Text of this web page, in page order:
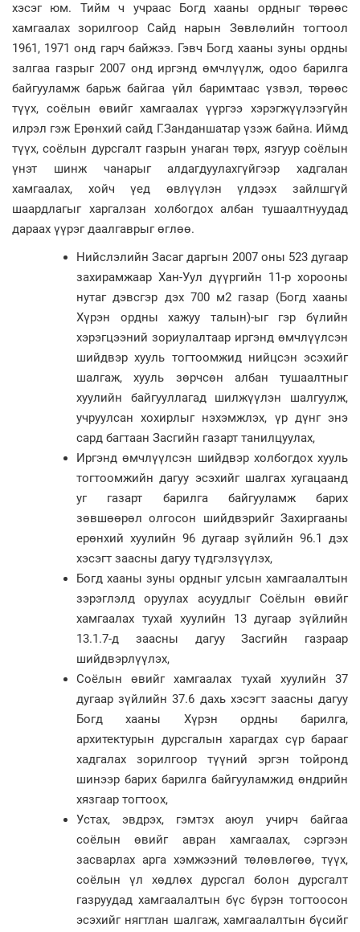
хэсэг юм. Тийм ч учраас Богд хааны ордныг төрөөс
хамгаалах зорилгоор Сайд нарын Зөвлөлийн тогтоол
1961, 1971 онд гарч байжээ. Гэвч Богд хааны зуны ордны
залгаа газрыг 2007 онд иргэнд өмчлүүлж, одоо барилга
байгууламж барьж байгаа үйл баримтаас үзвэл, төрөөс
түүх, соёлын өвийг хамгаалах үүргээ хэрэгжүүлээгүйн
илрэл гэж Ерөнхий сайд Г.Занданшатар үзэж байна. Иймд
түүх, соёлын дурсгалт газрын унаган төрх, язгуур соёлын
үнэт шинж чанарыг алдагдуулахгүйгээр хадгалан
хамгаалах, хойч үед өвлүүлэн үлдээх зайлшгүй
шаардлагыг харгалзан холбогдох албан тушаалтнуудад
дараах үүрэг даалгаврыг өглөө.
Нийслэлийн Засаг даргын 2007 оны 523 дугаар
захирамжаар Хан-Уул дүүргийн 11-р хорооны
нутаг дэвсгэр дэх 700 м2 газар (Богд хааны
Хүрэн ордны хажуу талын)-ыг гэр бүлийн
хэрэгцээний зориулалтаар иргэнд өмчлүүлсэн
шийдвэр хууль тогтоомжид нийцсэн эсэхийг
шалгаж, хууль зөрчсөн албан тушаалтныг
хуулийн байгууллагад шилжүүлэн шалгуулж,
учруулсан хохирлыг нэхэмжлэх, үр дүнг энэ
сард багтаан Засгийн газарт танилцуулах,
Иргэнд өмчлүүлсэн шийдвэр холбогдох хууль
тогтоомжийн дагуу эсэхийг шалгах хугацаанд
уг газарт барилга байгууламж барих
зөвшөөрөл олгосон шийдвэрийг Захиргааны
ерөнхий хуулийн 96 дугаар зүйлийн 96.1 дэх
хэсэгт заасны дагуу түдгэлзүүлэх,
Богд хааны зуны ордныг улсын хамгаалалтын
зэрэглэлд оруулах асуудлыг Соёлын өвийг
хамгаалах тухай хуулийн 13 дугаар зүйлийн
13.1.7-д заасны дагуу Засгийн газраар
шийдвэрлүүлэх,
Соёлын өвийг хамгаалах тухай хуулийн 37
дугаар зүйлийн 37.6 дахь хэсэгт заасны дагуу
Богд хааны Хүрэн ордны барилга,
архитектурын дурсгалын харагдах сүр барааг
хадгалах зорилгоор түүний эргэн тойронд
шинээр барих барилга байгууламжид өндрийн
хязгаар тогтоох,
Устах, эвдрэх, гэмтэх аюул учирч байгаа
соёлын өвийг авран хамгаалах, сэргээн
засварлах арга хэмжээний төлөвлөгөө, түүх,
соёлын үл хөдлөх дурсгал болон дурсгалт
газруудад хамгаалалтын бүс бүрэн тогтоосон
эсэхийг нягтлан шалгаж, хамгаалалтын бүсийг